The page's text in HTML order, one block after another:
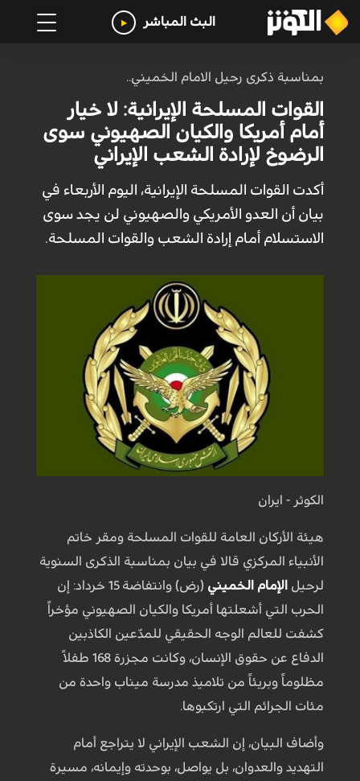
البث المباشر
بمناسبة ذكرى رحيل الامام الخميني..
القوات المسلحة الإيرانية: لا خيار
أمام أمريكا والكيان الصهيوني سوى
الرضوخ لإرادة الشعب الإيراني
أكدت القوات المسلحة الإيرانية، اليوم الأربعاء في
بيان أن العدو الأمريكي والصهيوني لن يجد سوى
الاستسلام أمام إرادة الشعب والقوات المسلحة.
الكوثر - ايران
هيئة الأركان العامة للقوات المسلحة ومقر خاتم
الأنبياء المركزي قالا في بيان بمناسبة الذكرى السنوية
لرحيل الإمام الخميني
(رض) وانتفاضة 15 خرداد: إن
الحرب التي أشعلتها أمريكا والكيان الصهيوني مؤخراً
كشفت للعالم الوجه الحقيقي للمدّعين الكاذبين
الدفاع عن حقوق الإنسان، وكانت مجزرة 168 طفلاً
مظلوماً وبريئاً من تلاميذ مدرسة ميناب واحدة من
مئات الجرائم التي ارتكبوها.
وأضاف البيان، إن الشعب الإيراني لا يتراجع أمام
التهديد والعدوان، بل يواصل، بوحدته وإيمانه، مسيرة